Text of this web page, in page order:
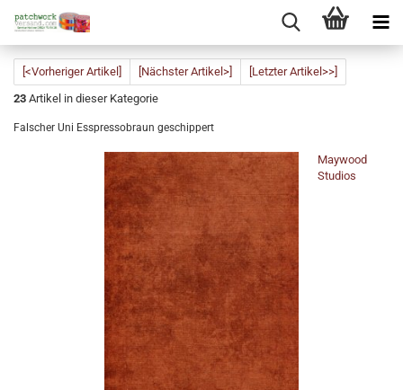
[<Vorheriger Artikel] [Nächster Artikel>]
[Letzter Artikel>>]
23 Artikel in dieser Kategorie
Falscher Uni Esspressobraun geschippert
Maywood
Studios